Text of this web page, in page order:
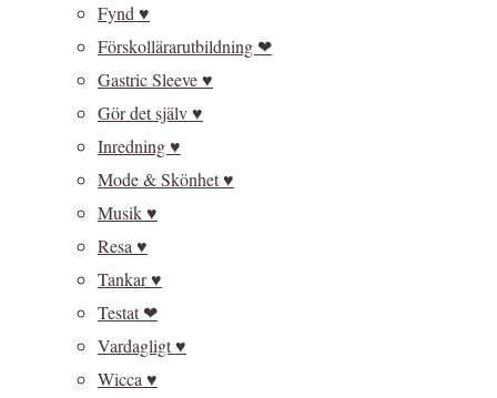
Fynd ♥
Förskollärarutbildning ❤
Gastric Sleeve ♥
Gör det själv ♥
Inredning ♥
Mode & Skönhet ♥
Musik ♥
Resa ♥
Tankar ♥
Testat ❤
Vardagligt ♥
Wicca ♥